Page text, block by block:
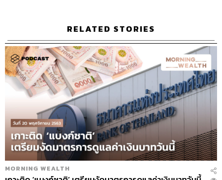
RELATED STORIES
MORNING WEALTH